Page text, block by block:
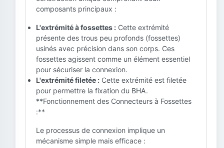
composants principaux :
L'extrémité à fossettes : Cette extrémité
présente des trous peu profonds (fossettes)
usinés avec précision dans son corps. Ces
fossettes agissent comme un élément essentiel
pour sécuriser la connexion.
L'extrémité filetée : Cette extrémité est filetée
pour permettre la fixation du BHA.
**Fonctionnement des Connecteurs à Fossettes
:**
Le processus de connexion implique un
mécanisme simple mais efficace :